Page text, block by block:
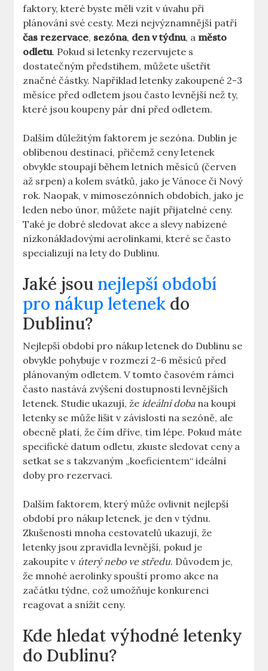
faktory, které byste měli vzít v úvahu při
plánování své cesty. Mezi nejvýznamnější patří
čas rezervace, sezóna, den v týdnu, a město
odletu. Pokud si letenky rezervujete s
dostatečným předstihem, můžete ušetřit
značné částky. Například letenky zakoupené 2-3
měsíce před odletem jsou často levnější než ty,
které jsou koupeny pár dní před odletem.
Dalším důležitým faktorem je sezóna. Dublin je
oblíbenou destinací, přičemž ceny letenek
obvykle stoupají během letních měsíců (červen
až srpen) a kolem svátků, jako je Vánoce či Nový
rok. Naopak, v mimosezónních obdobích, jako je
leden nebo únor, můžete najít přijatelné ceny.
Také je dobré sledovat akce a slevy nabízené
nízkonákladovými aerolinkami, které se často
specializují na lety do Dublinu.
Jaké jsou nejlepší období
pro nákup letenek do
Dublinu?
Nejlepší období pro nákup letenek do Dublinu se
obvykle pohybuje v rozmezí 2-6 měsíců před
plánovaným odletem. V tomto časovém rámci
často nastává zvýšení dostupnosti levnějších
letenek. Studie ukazují, žeideální dobana koupi
letenky se může lišit v závislosti na sezóně, ale
obecně platí, že čím dříve, tím lépe. Pokud máte
specifické datum odletu, zkuste sledovat ceny a
setkat se s takzvaným „koeficientem“ ideální
doby pro rezervaci.
Dalším faktorem, který může ovlivnit nejlepší
období pro nákup letenek, je den v týdnu.
Zkušenosti mnoha cestovatelů ukazují, že
letenky jsou zpravidla levnější, pokud je
zakoupíte v úterý nebo ve středu. Důvodem je,
že mnohé aerolinky spouští promo akce na
začátku týdne, což umožňuje konkurenci
reagovat a snížit ceny.
Kde hledat výhodné letenky
do Dublinu?